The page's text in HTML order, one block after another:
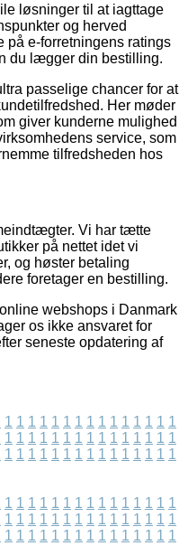
løsninger til at iagttage
og herved
på e-forretningens ratings
du lægger din bestilling.
passelige chancer for at
Her møder
giver kunderne mulighed
service, som
tilfredsheden hos
Vi har tætte
på nettet idet vi
og høster betaling
foretager en bestilling.
webshops i Danmark
os ikke ansvaret for
seneste opdatering af
1 1 1 1 1 1 1 1 1 1 1 1 1 1 1
1 1 1 1 1 1 1 1 1 1 1 1 1 1 1
1 1 1 1 1 1 1 1 1 1 1 1 1 1 1
1 1 1 1 1 1 1 1 1 1 1 1 1 1 1
1 1 1 1 1 1 1 1 1 1 1 1 1 1 1
1 1 1 1 1 1 1 1 1 1 1 1 1 1 1